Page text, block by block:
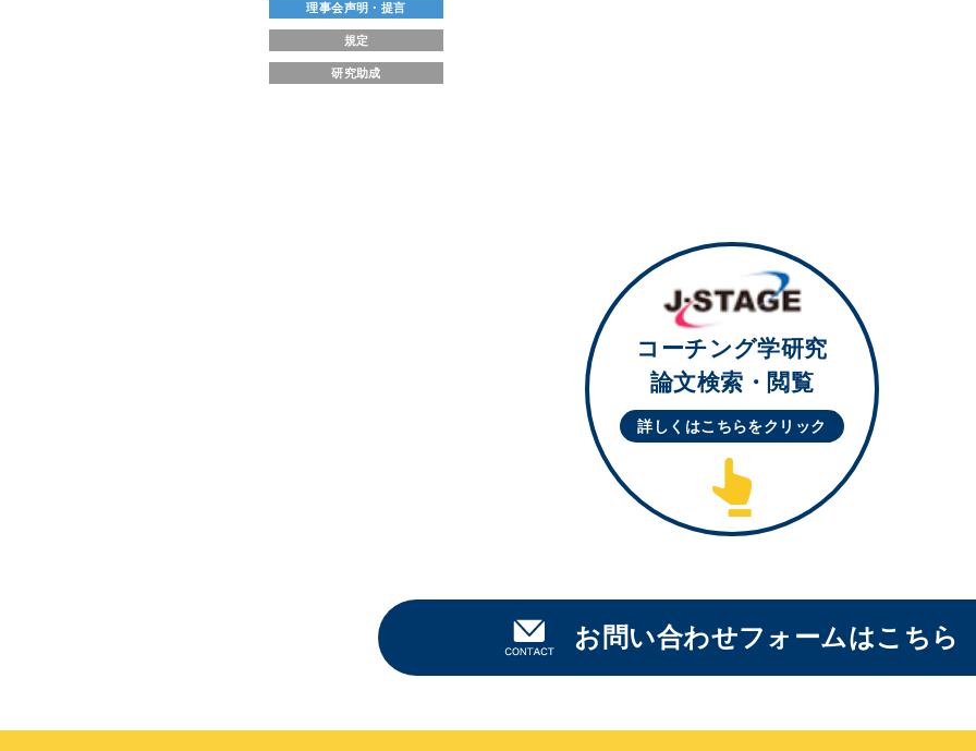
理事会声明・提言
規定
研究助成
コーチング学研究
論文検索・閲覧
詳しくはこちらをクリック
お問い合わせフォームはこちら